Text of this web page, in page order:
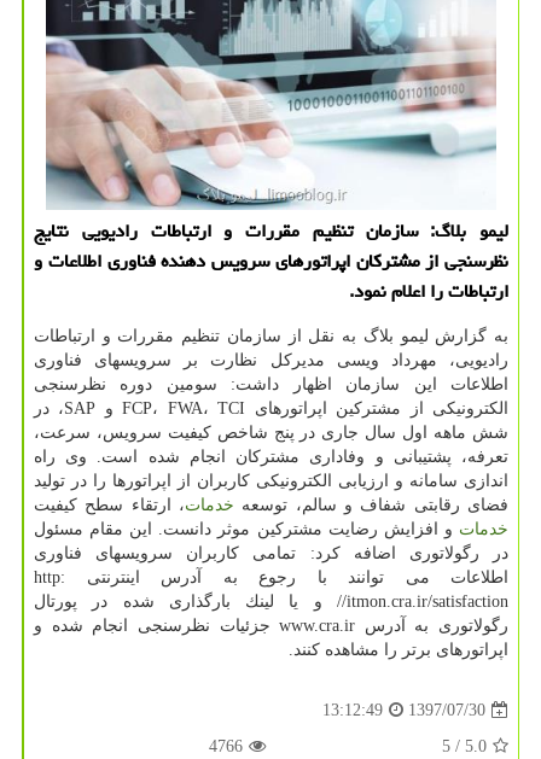
لیمو بلاگ: سازمان تنظیم مقررات و ارتباطات رادیویی نتایج
نظرسنجی از مشتركان اپراتورهای سرویس دهنده فناوری اطلاعات و
ارتباطات را اعلام نمود.
به گزارش لیمو بلاگ به نقل از سازمان تنظیم مقررات و ارتباطات
رادیویی، مهرداد ویسی مدیركل نظارت بر سرویسهای فناوری
اطلاعات این سازمان اظهار داشت: سومین دوره نظرسنجی
الكترونیكی از مشتركین اپراتورهای FCP، FWA، TCI و SAP، در
شش ماهه اول سال جاری در پنج شاخص كیفیت سرویس، سرعت،
تعرفه، پشتیبانی و وفاداری مشتركان انجام شده است. وی راه
اندازی سامانه و ارزیابی الكترونیكی كاربران از اپراتورها را در تولید
فضای رقابتی شفاف و سالم، توسعه خدمات، ارتقاء سطح كیفیت
خدمات و افزایش رضایت مشتركین موثر دانست. این مقام مسئول
در رگولاتوری اضافه كرد: تمامی كاربران سرویسهای فناوری
اطلاعات می توانند با رجوع به آدرس اینترنتی http:
//itmon.cra.ir/satisfaction و یا لینك بارگذاری شده در پورتال
رگولاتوری به آدرس www.cra.ir جزئیات نظرسنجی انجام شده و
اپراتورهای برتر را مشاهده كنند.
1397/07/30
13:12:49
5.0
/ 5
4766